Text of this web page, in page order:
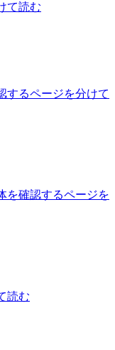
て読む
するページを分けて
を確認するページを
読む